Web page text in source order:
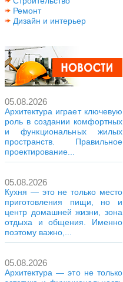
Ремонт
Дизайн и интерьер
05.08.2026
Архитектура играет ключевую
роль в создании комфортных
и функциональных жилых
пространств. Правильное
проектирование...
05.08.2026
Кухня — это не только место
приготовления пищи, но и
центр домашней жизни, зона
отдыха и общения. Именно
поэтому важно,...
05.08.2026
Архитектура — это не только